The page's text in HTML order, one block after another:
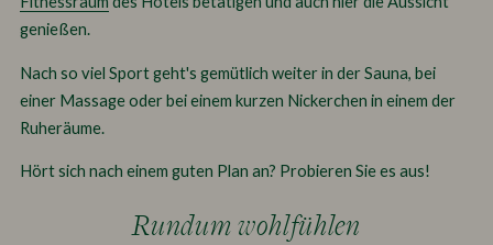
genießen.
Nach so viel Sport geht's gemütlich weiter in der Sauna, bei
einer Massage oder bei einem kurzen Nickerchen in einem der
Ruheräume.
Hört sich nach einem guten Plan an? Probieren Sie es aus!
Rundum wohlfühlen